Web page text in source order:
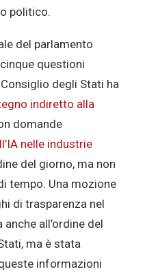
politico.
del parlamento
questioni
degli Stati ha
indiretto alla
domande
nelle industrie
del giorno, ma non
tempo. Una mozione
di trasparenza nel
all’ordine del
ma è stata
informazioni